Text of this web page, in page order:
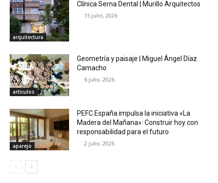
arquitectura
Clínica Serna Dental | Murillo Arquitectos
15 julio, 2026
artículos
Geometría y paisaje | Miguel Ángel Díaz
Camacho
6 julio, 2026
aparejo
PEFC España impulsa la iniciativa «La
Madera del Mañana»: Construir hoy con
responsabilidad para el futuro
2 julio, 2026